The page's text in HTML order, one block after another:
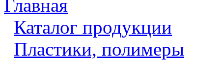
Главная
Каталог продукции
Пластики, полимеры